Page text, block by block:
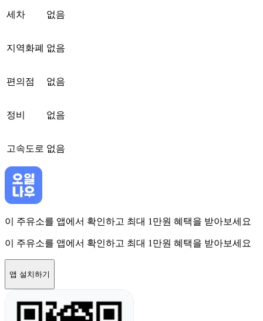
세차 없음
지역화폐 없음
편의점 없음
정비 없음
고속도로 없음
이 주유소를 앱에서 확인하고 최대 1만원 혜택을 받아보세요
이 주유소를 앱에서 확인하고 최대 1만원 혜택을 받아보세요
앱 설치하기